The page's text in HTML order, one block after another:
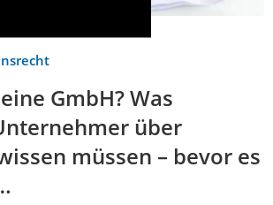
GmbH? Was
über
müssen – bevor es